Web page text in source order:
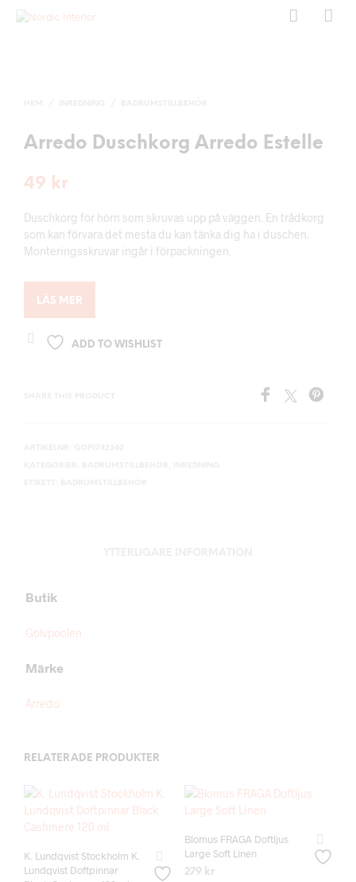
Arredo Duschkorg Arredo Estelle
49 kr
Duschkorg för hörn som skruvas upp på väggen. En trådkorg
som kan förvara det mesta du kan tänka dig ha i duschen.
Monteringsskruvar ingår i förpackningen.
LÄS MER
ADD TO WISHLIST
Butik
Golvpoolen
Märke
Arredo
RELATERADE PRODUKTER
K. Lundqvist Stockholm K.
Lundqvist Doftpinnar
Blomus FRAGA Doftljus
Large Soft Linen
279 kr